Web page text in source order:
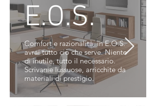
E.O.S.
Comfort e razionalità, in E.O.S.
avrai tutto ciò che serve. Niente
di inutile, tutto il necessario.
Scrivanie lussuose, arricchite da
materiali di prestigio.